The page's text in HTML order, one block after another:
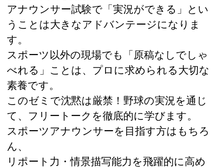
アナウンサー試験で「実況ができる」とい
うことは大きなアドバンテージになりま
す。
スポーツ以外の現場でも「原稿なしでしゃ
べれる」ことは、プロに求められる大切な
素養です。
このゼミで沈黙は厳禁！野球の実況を通じ
て、フリートークを徹底的に学びます。
スポーツアナウンサーを目指す方はもちろ
ん、
リポート力・情景描写能力を飛躍的に高め